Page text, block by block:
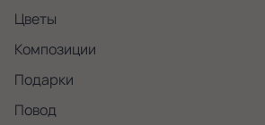
Цветы
Композиции
Подарки
Повод